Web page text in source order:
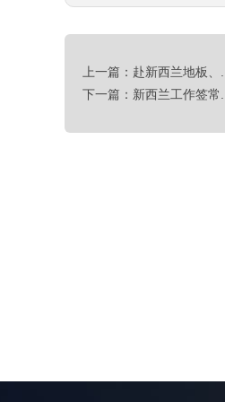
上一篇：赴新西兰地板、...
下一篇：新西兰工作签常...